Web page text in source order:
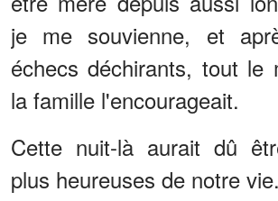
je me souvienne, et
échecs déchirants, tout le
la famille l'encourageait.
Cette nuit-là aurait dû
plus heureuses de notre vie.